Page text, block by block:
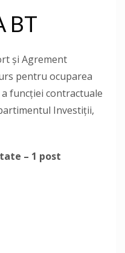
BT
și Agrement
pentru ocuparea
funcţiei contractuale
Investiții,
– 1 post